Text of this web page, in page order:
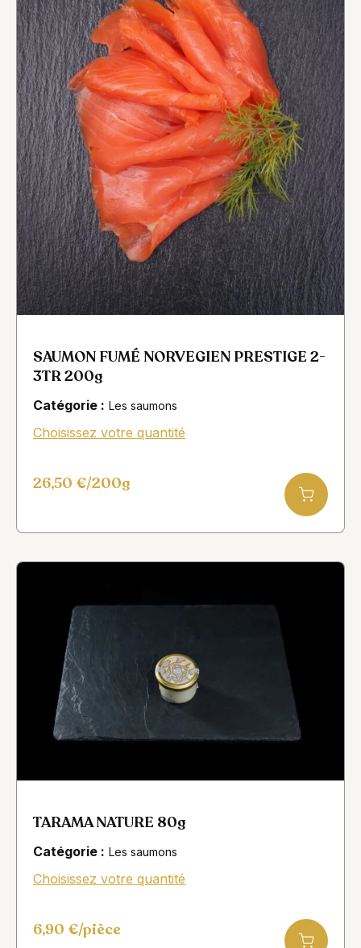
SAUMON FUMÉ NORVEGIEN PRESTIGE 2-
3TR 200g
Catégorie : Les saumons
Choisissez votre quantité
26,50 €/200g
TARAMA NATURE 80g
Catégorie : Les saumons
Choisissez votre quantité
6,90 €/pièce